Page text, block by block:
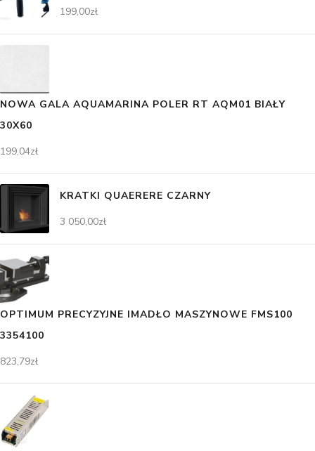
199,00zł
NOWA GALA AQUAMARINA POLER RT AQM01 BIAŁY
30X60
199,04zł
KRATKI QUAERERE CZARNY
3 050,00zł
OPTIMUM PRECYZYJNE IMADŁO MASZYNOWE FMS100
3354100
823,79zł